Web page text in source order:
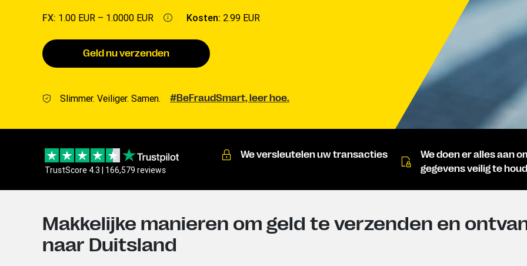
FX: 1.00 EUR – 1.0000 EUR Kosten: 2.99 EUR
Geld nu verzenden
Slimmer. Veiliger. Samen. #BeFraudSmart, leer hoe.
TrustScore 4.3 | 166,579 reviews
We versleutelen uw transacties
We doen er alles aan
gegevens veilig te
Makkelijke manieren om geld te verzenden en
naar Duitsland